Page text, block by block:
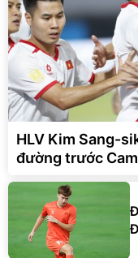
HLV Kim Sang-
đường trước